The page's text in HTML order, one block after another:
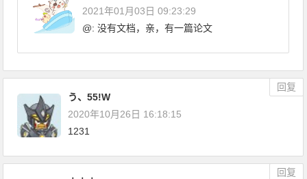
2021年01月03日 09:23:29
@: 没有文档，亲，有一篇论文
う、55!W
回复
2020年10月26日 16:18:15
1231
回复